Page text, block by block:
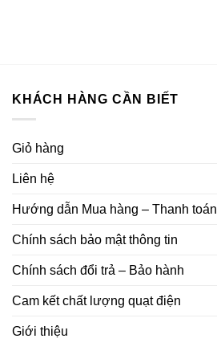
KHÁCH HÀNG CẦN BIẾT
Giỏ hàng
Liên hệ
Hướng dẫn Mua hàng – Thanh toán
Chính sách bảo mật thông tin
Chính sách đổi trả – Bảo hành
Cam kết chất lượng quạt điện
Giới thiệu